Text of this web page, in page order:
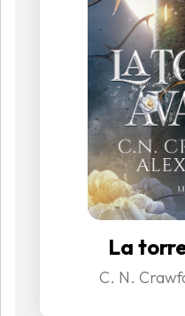
La
C. N.